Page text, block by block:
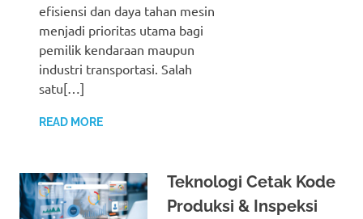
efisiensi dan daya tahan mesin
menjadi prioritas utama bagi
pemilik kendaraan maupun
industri transportasi. Salah
satu[…]
READ MORE
Teknologi Cetak Kode
Produksi & Inspeksi